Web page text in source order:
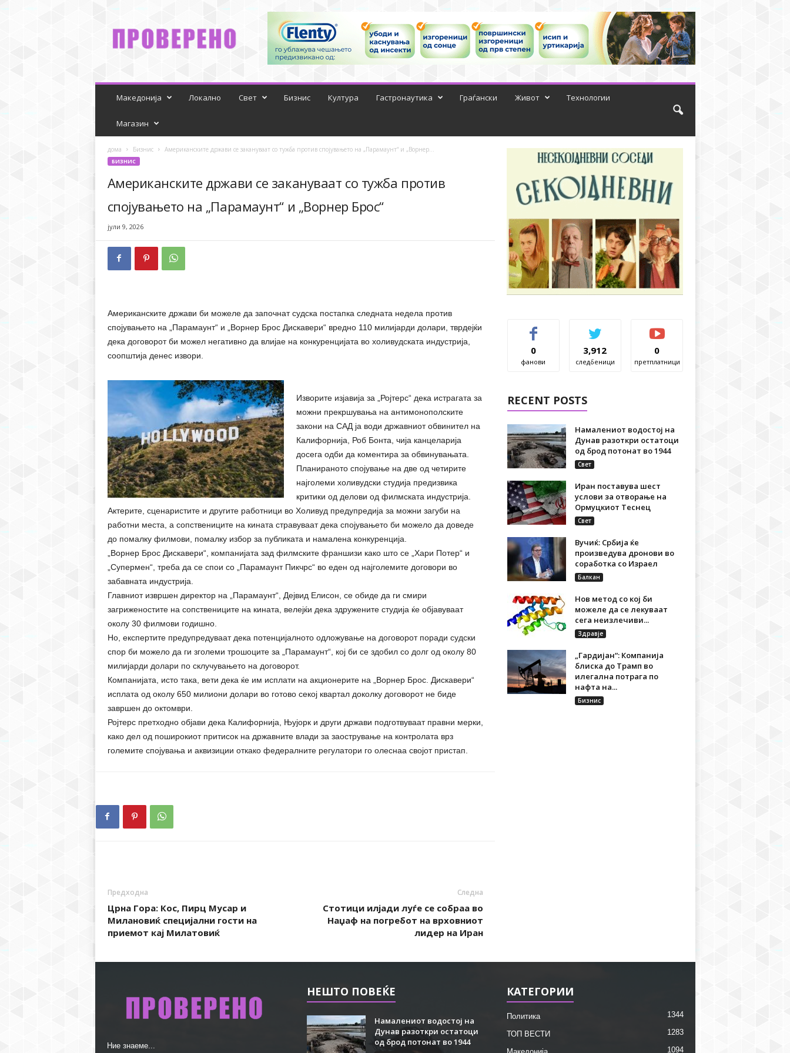
e
Македонија Локално Свет Бизнис Култура Гастронаутика Граѓански Живот Технологии
Магазин
дома Бизнис Американските држави се закануваат со тужба против спојувањето на „Парамаунт“ и „Ворнер...
БИЗНИС
Американските држави се закануваат со тужба против
спојувањето на „Парамаунт“ и „Ворнер Брос“
јули 9, 2026
Американските држави би можеле да започнат судска постапка следната недела против
спојувањето на „Парамаунт“ и „Ворнер Брос Дискавери“ вредно 110 милијарди долари, тврдејќи
дека договорот би можел негативно да влијае на конкуренцијата во холивудската индустрија,
соопштија денес извори.
Изворите изјавија за „Ројтерс“ дека истрагата за
можни прекршувања на антимонополските
закони на САД ја води државниот обвинител на
Калифорнија, Роб Бонта, чија канцеларија
досега одби да коментира за обвинувањата.
Планираното спојување на две од четирите
најголеми холивудски студија предизвика
критики од делови од филмската индустрија.
Актерите, сценаристите и другите работници во Холивуд предупредија за можни загуби на
работни места, а сопствениците на кината стравуваат дека спојувањето би можело да доведе
до помалку филмови, помалку избор за публиката и намалена конкуренција.
„Ворнер Брос Дискавери“, компанијата зад филмските франшизи како што се „Хари Потер“ и
„Супермен“, треба да се спои со „Парамаунт Пикчрс“ во еден од најголемите договори во
забавната индустрија.
Главниот извршен директор на „Парамаунт“, Дејвид Елисон, се обиде да ги смири
загриженостите на сопствениците на кината, велејќи дека здружените студија ќе објавуваат
околу 30 филмови годишно.
Но, експертите предупредуваат дека потенцијалното одложување на договорот поради судски
спор би можело да ги зголеми трошоците за „Парамаунт“, кој би се здобил со долг од околу 80
милијарди долари по склучувањето на договорот.
Компанијата, исто така, вети дека ќе им исплати на акционерите на „Ворнер Брос. Дискавери“
исплата од околу 650 милиони долари во готово секој квартал доколку договорот не биде
завршен до октомври.
Ројтерс претходно објави дека Калифорнија, Њујорк и други држави подготвуваат правни мерки,
како дел од поширокиот притисок на државните влади за заострување на контролата врз
големите спојувања и аквизиции откако федералните регулатори го олеснаа својот пристап.
Предходна
Црна Гора: Кос, Пирц Мусар и
Милановиќ специјални гости на
приемот кај Милатовиќ
Следна
Стотици илјади луѓе се собраа во
Наџаф на погребот на врховниот
лидер на Иран
0
фанови
3,912
следбеници
0
претплатници
RECENT POSTS
Намалениот водостој на
Дунав разоткри остатоци
од брод потонат во 1944
Свет
Иран поставува шест
услови за отворање на
Ормуцкиот Теснец
Свет
Вучиќ: Србија ќе
произведува дронови во
соработка со Израел
Балкан
Нов метод со кој би
можеле да се лекуваат
сега неизлечиви...
Здравје
„Гардијан“: Компанија
блиска до Трамп во
илегална потрага по
нафта на...
Бизнис
Ние знаеме...
НЕШТО ПОВЕЌЕ
Намалениот водостој на
Дунав разоткри остатоци
од брод потонат во 1944
КАТЕГОРИИ
Политика 1344
ТОП ВЕСТИ 1283
1094